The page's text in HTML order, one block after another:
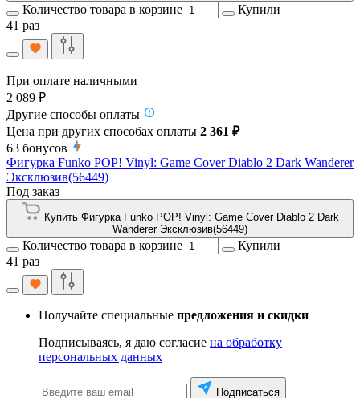
Количество товара в корзине
Купили
41 раз
При оплате наличными
2 089 ₽
Другие способы оплаты
Цена при других способах оплаты 2 361 ₽
63 бонусов
Фигурка Funko POP! Vinyl: Game Cover Diablo 2 Dark Wanderer
Эксклюзив(56449)
Под заказ
Купить Фигурка Funko POP! Vinyl: Game Cover Diablo 2 Dark
Wanderer Эксклюзив(56449)
Количество товара в корзине
Купили
41 раз
Получайте специальные предложения и скидки
Подписываясь, я даю согласие на обработку
персональных данных
Подписаться